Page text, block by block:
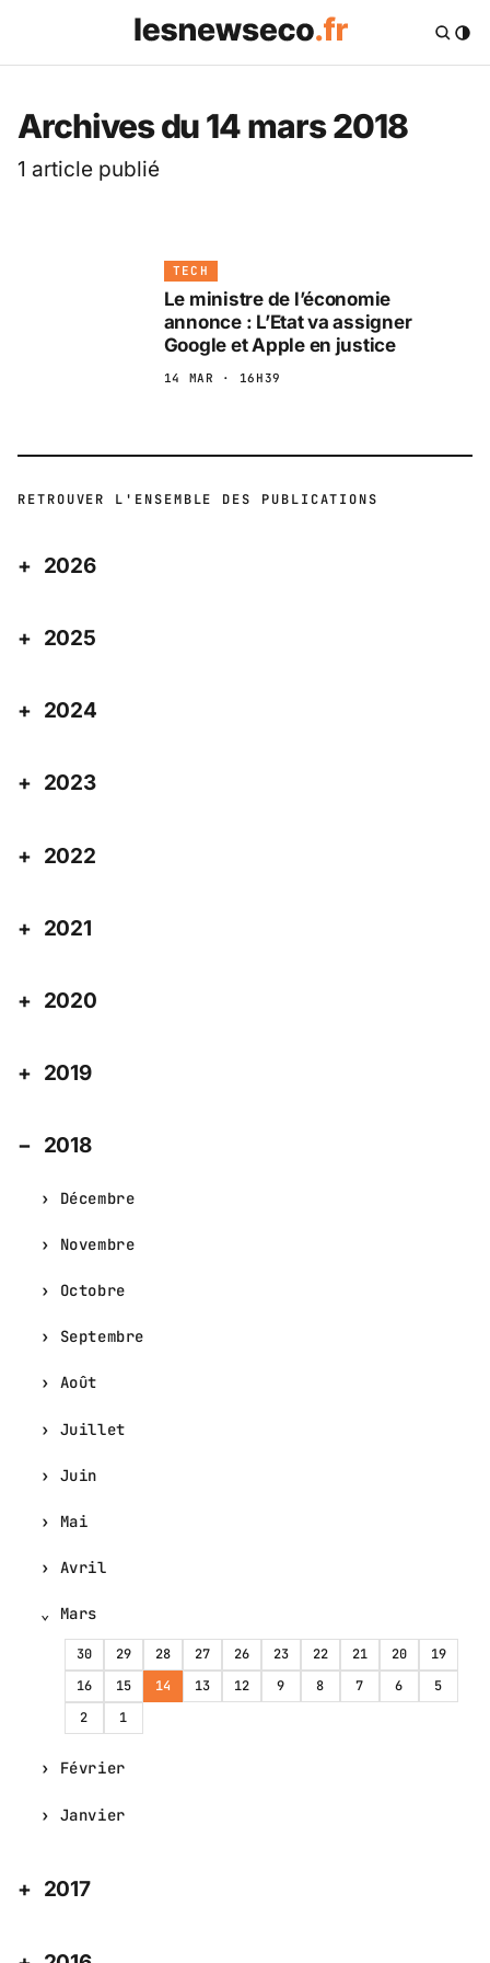
Archives du 14 mars 2018
1 article publié
TECH
Le ministre de l’économie
annonce : L’Etat va assigner
Google et Apple en justice
14 MAR · 16H39
RETROUVER L'ENSEMBLE DES PUBLICATIONS
2026
2025
2024
2023
2022
2021
2020
2019
2018
Décembre
Novembre
Octobre
Septembre
Août
Juillet
Juin
Mai
Avril
Mars
30 29 28 27 26 23 22 21 20
19
16
15 14 13 12 9 8 7 6
5
2
1
Février
Janvier
2017